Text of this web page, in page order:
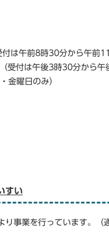
は午前8時30分から午前
受付は午後3時30分から午
金曜日のみ）
すい
り事業を行っています。（